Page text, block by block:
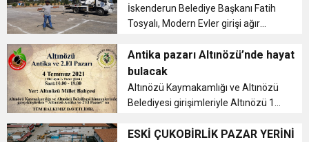
İskenderun Belediye Başkanı Fatih
Tosyalı, Modern Evler girişi ağır
kurban satış alanı olarak
belirlendiğini belirtti....
Antika pazarı Altınözü’nde hayat
bulacak
Altınözü Kaymakamlığı ve Altınözü
Belediyesi girişimleriyle Altınözü 15
ayın ilk pazar günü kurulacak olan
ESKİ ÇUKOBİRLİK PAZAR YERİNİ